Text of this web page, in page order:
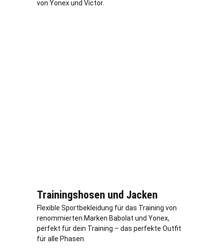
von Yonex und Victor.
Trainingshosen und Jacken
Flexible Sportbekleidung für das Training von
renommierten Marken Babolat und Yonex,
perfekt für dein Training – das perfekte Outfit
für alle Phasen.